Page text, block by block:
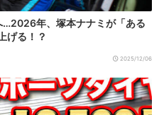
年、塚本ナナミが「ある
げる！？
2025/12/06